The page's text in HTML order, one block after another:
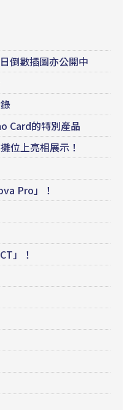
倒數插圖亦公開中
Card的特別產品
位上亮相展示！
Pro」！
」！